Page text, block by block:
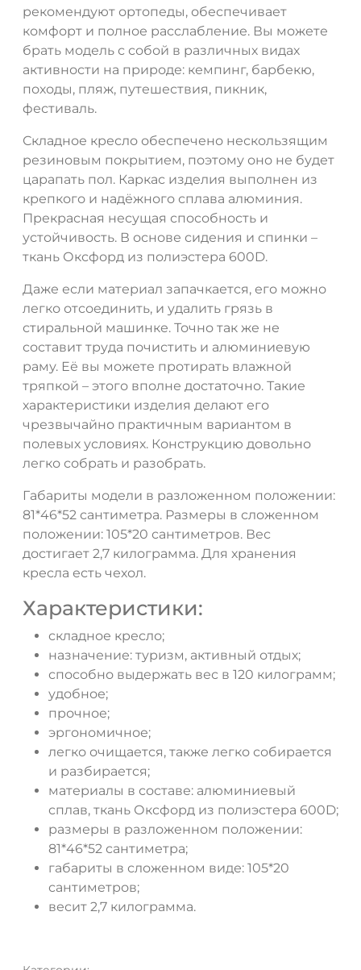
рекомендуют ортопеды, обеспечивает
комфорт и полное расслабление. Вы можете
брать модель с собой в различных видах
активности на природе: кемпинг, барбекю,
походы, пляж, путешествия, пикник,
фестиваль.
Складное кресло обеспечено нескользящим
резиновым покрытием, поэтому оно не будет
царапать пол. Каркас изделия выполнен из
крепкого и надёжного сплава алюминия.
Прекрасная несущая способность и
устойчивость. В основе сидения и спинки –
ткань Оксфорд из полиэстера 600D.
Даже если материал запачкается, его можно
легко отсоединить, и удалить грязь в
стиральной машинке. Точно так же не
составит труда почистить и алюминиевую
раму. Её вы можете протирать влажной
тряпкой – этого вполне достаточно. Такие
характеристики изделия делают его
чрезвычайно практичным вариантом в
полевых условиях. Конструкцию довольно
легко собрать и разобрать.
Габариты модели в разложенном положении:
81*46*52 сантиметра. Размеры в сложенном
положении: 105*20 сантиметров. Вес
достигает 2,7 килограмма. Для хранения
кресла есть чехол.
Характеристики:
складное кресло;
назначение: туризм, активный отдых;
способно выдержать вес в 120 килограмм;
удобное;
прочное;
эргономичное;
легко очищается, также легко собирается
и разбирается;
материалы в составе: алюминиевый
сплав, ткань Оксфорд из полиэстера 600D;
размеры в разложенном положении:
81*46*52 сантиметра;
габариты в сложенном виде: 105*20
сантиметров;
весит 2,7 килограмма.